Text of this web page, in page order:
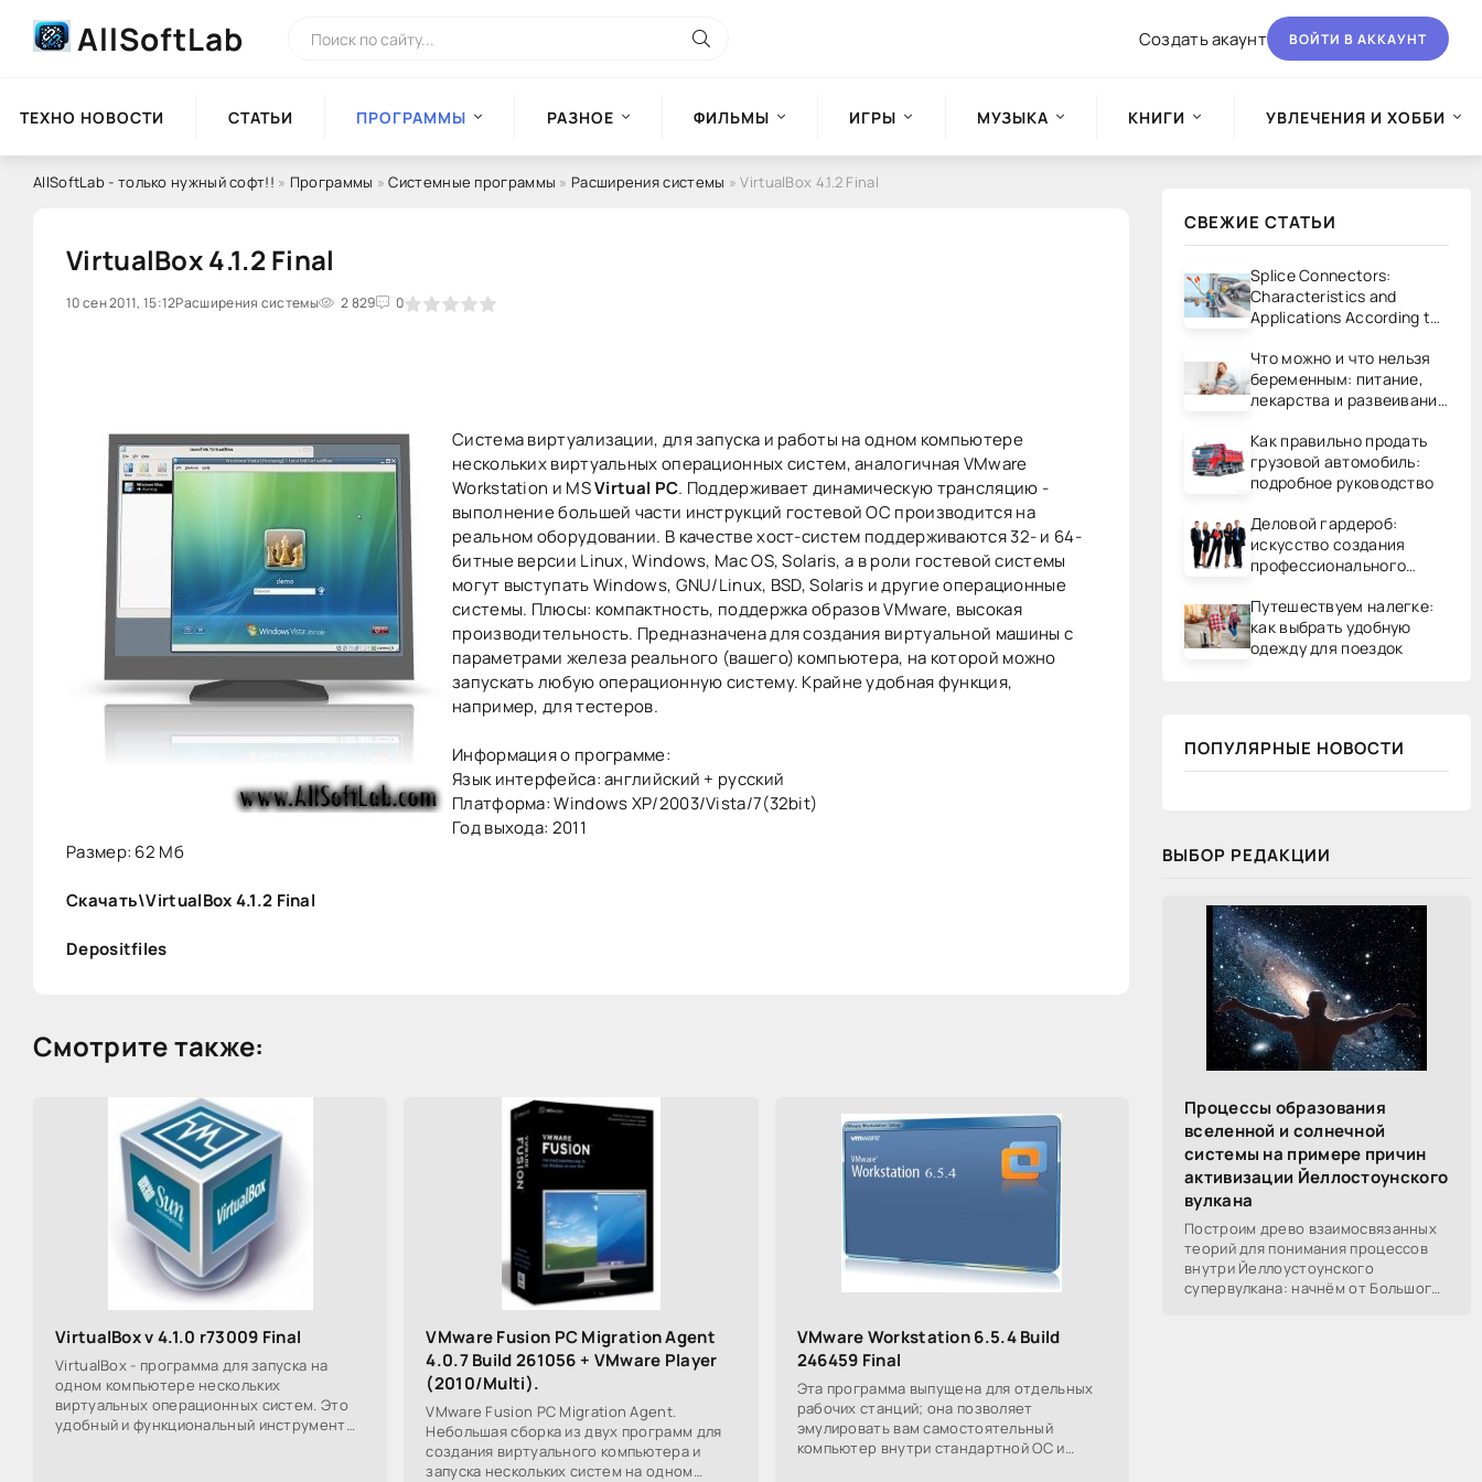
AllSoftLab Создать акаунт ВОЙТИ В АККАУНТ
ТЕХНО НОВОСТИ СТАТЬИ ПРОГРАММЫ РАЗНОЕ ФИЛЬМЫ ИГРЫ МУЗЫКА КНИГИ УВЛЕЧЕНИЯ И ХОББИ
AllSoftLab - только нужный софт!! » Программы »Системные программы » Расширения системы » VirtualBox 4.1.2 Final
VirtualBox 4.1.2 Final
10 сен 2011, 15:12Расширения системы 2 829 0
0 1 2 3 4 5
Cистема виртуализации, для запуска и работы на одном компьютере
нескольких виртуальных операционных систем, аналогичная VMware
Workstation и MSVirtual PC. Поддерживает динамическую трансляцию -
выполнение большей части инструкций гостевой ОС производится на
реальном оборудовании. В качестве хост-систем поддерживаются 32- и 64-
битные версии Linux, Windows, Mac OS, Solaris, а в роли гостевой системы
могут выступать Windows, GNU/Linux, BSD, Solaris и другие операционные
системы. Плюсы: компактность, поддержка образов VMware, высокая
производительность. Предназначена для создания виртуальной машины с
параметрами железа реального (вашего) компьютера, на которой можно
запускать любую операционную систему. Крайне удобная функция,
например, для тестеров.
Информация о программе:
Язык интерфейса: английский + русский
Платформа: Windows XP/2003/Vista/7(32bit)
Год выхода: 2011
Размер: 62 Мб
Скачать\VirtualBox 4.1.2 Final
Depositfiles
Смотрите также:
VirtualBox v 4.1.0 r73009 Final
VirtualBox - программа для запуска на
одном компьютере нескольких
виртуальных операционных систем. Это
удобный и функциональный инструмент
VMware Fusion PC Migration Agent
4.0.7 Build 261056 + VMware Player
(2010/Multi).
VMware Fusion PC Migration Agent.
Небольшая сборка из двух программ для
создания виртуального компьютера и
запуска нескольких систем на одном
VMware Workstation 6.5.4 Build
246459 Final
Эта программа выпущена для отдельных
рабочих станций; она позволяет
эмулировать вам самостоятельный
компьютер внутри стандартной ОС и
СВЕЖИЕ СТАТЬИ
Splice Connectors:
Characteristics and
Applications According to
Что можно и что нельзя
беременным: питание,
лекарства и развеивание
Как правильно продать
грузовой автомобиль:
подробное руководство
Деловой гардероб:
искусство создания
профессионального
Путешествуем налегке:
как выбрать удобную
одежду для поездок
ПОПУЛЯРНЫЕ НОВОСТИ
ВЫБОР РЕДАКЦИИ
Процессы образования
вселенной и солнечной
системы на примере причин
активизации Йеллостоунского
вулкана
Построим древо взаимосвязанных
теорий для понимания процессов
внутри Йеллоустоунского
супервулкана: начнём от Большого